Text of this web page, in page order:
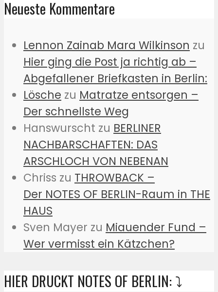
Neueste Kommentare
Lennon Zainab Mara Wilkinson zu
Hier ging die Post ja richtig ab –
Abgefallener Briefkasten in Berlin:
Lösche zu Matratze entsorgen –
Der schnellste Weg
Hanswurscht zu BERLINER
NACHBARSCHAFTEN: DAS
ARSCHLOCH VON NEBENAN
Chriss zu THROWBACK –
Der NOTES OF BERLIN-Raum in THE
HAUS
Sven Mayer zu Miauender Fund –
Wer vermisst ein Kätzchen?
HIER DRUCKT NOTES OF BERLIN: ⤵️